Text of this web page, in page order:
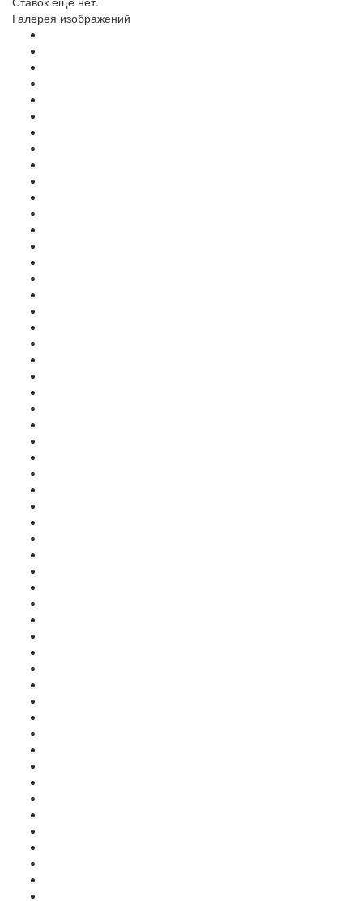
Галерея изображений